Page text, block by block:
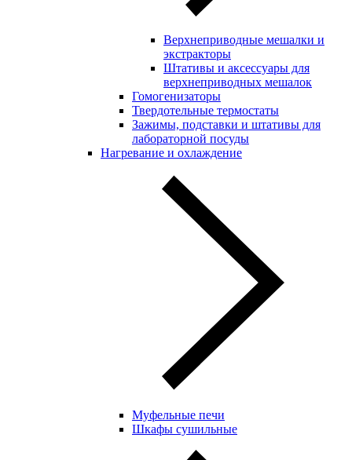
Верхнеприводные мешалки и
экстракторы
Штативы и аксессуары для
верхнеприводных мешалок
Гомогенизаторы
Твердотельные термостаты
Зажимы, подставки и штативы для
лабораторной посуды
Нагревание и охлаждение
Муфельные печи
Шкафы сушильные